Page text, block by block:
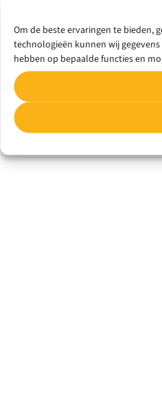
Om de beste ervaringen te bieden,
technologieën kunnen wij
hebben op bepaalde functies en